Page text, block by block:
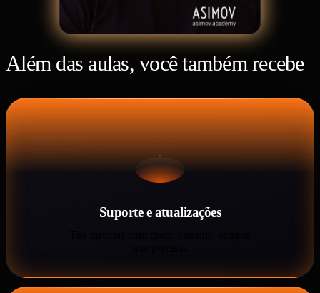
Além das aulas, você também recebe
Suporte e atualizações